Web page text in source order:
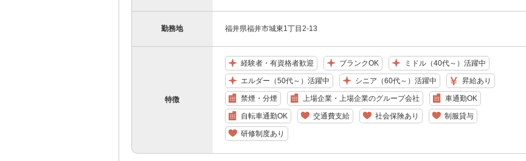
勤務地 福井県福井市城東1丁目2-13
特徴
経験者・有資格者歓迎 ブランクOK ミドル（40代～）活躍中
エルダー（50代～）活躍中 シニア（60代～）活躍中 昇給あり
禁煙・分煙 上場企業・上場企業のグループ会社 車通勤OK
自転車通勤OK 交通費支給 社会保険あり 制服貸与
研修制度あり